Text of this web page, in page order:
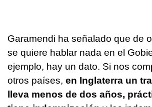
Garamendi ha señalado que de
se quiere hablar nada en el
ejemplo, hay un dato. Si nos
otros países, en Inglaterra un
lleva menos de dos años,